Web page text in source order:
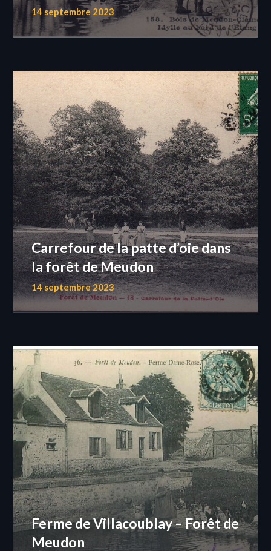
14 septembre 2023
Carrefour de la patte d’oie dans
la forêt de Meudon
14 septembre 2023
Ferme de Villacoublay – Forêt de
Meudon